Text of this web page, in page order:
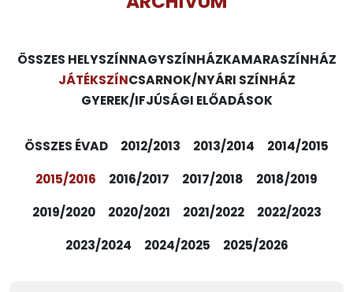
ÖSSZES HELYSZÍNNAGYSZÍNHÁZKAMARASZÍNHÁZ
JÁTÉKSZÍNCSARNOK/NYÁRI SZÍNHÁZ
GYEREK/IFJÚSÁGI ELŐADÁSOK
ÖSSZES ÉVAD 2012/2013 2013/2014
2014/2015
2015/2016
2016/2017 2017/2018
2018/2019
2019/2020
2020/2021 2021/2022
2022/2023
2023/2024
2024/2025 2025/2026